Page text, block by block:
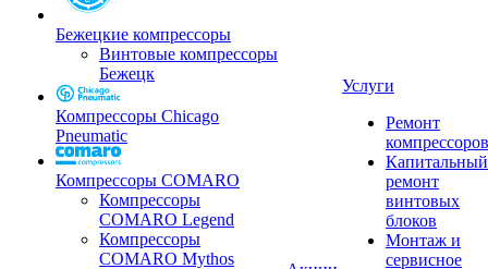
Бежецкие компрессоры
Винтовые компрессоры
Бежецк
Компрессоры Chicago
Pneumatic
Компрессоры COMARO
Компрессоры
COMARO Legend
Компрессоры
COMARO Mythos
Услуги
Ремонт
компрессоров
Капитальный
ремонт
винтовых
блоков
Монтаж и
сервисное